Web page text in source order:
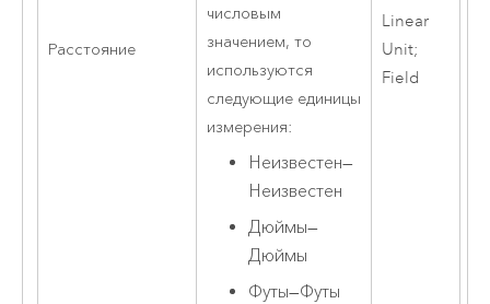
Расстояние
числовым
значением, то
используются
следующие единицы
измерения:
Неизвестен—
Неизвестен
Дюймы—
Дюймы
Футы—Футы
Linear
Unit;
Field